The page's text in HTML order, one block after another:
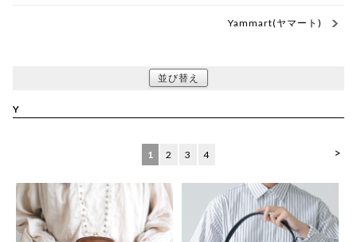
Yammart(ヤマート)
並び替え
Y
>
1 2 3 4